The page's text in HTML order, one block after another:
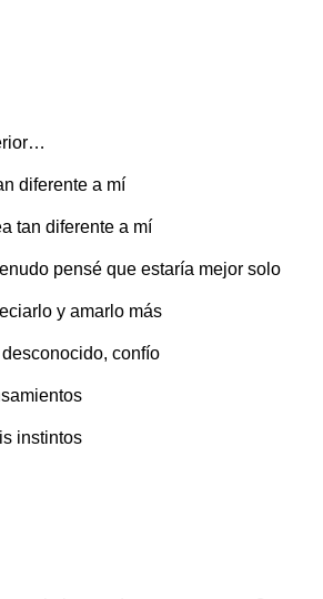
diferente a mí
tan diferente a mí
pensé que estaría mejor solo
y amarlo más
confío
instintos